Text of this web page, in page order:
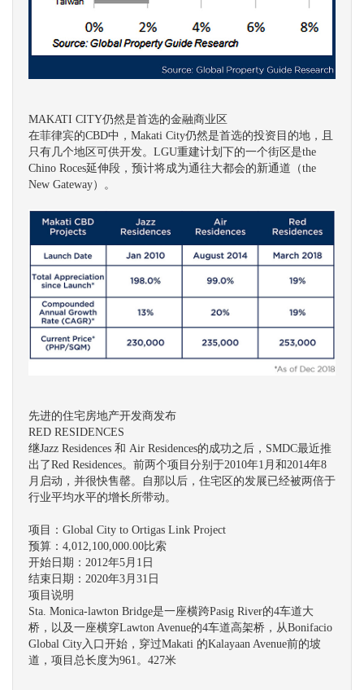
MAKATI CITY仍然是首选的金融商业区
在菲律宾的CBD中，Makati City仍然是首选的投资目的地，且
只有几个地区可供开发。LGU重建计划下的一个街区是the
Chino Roces延伸段，预计将成为通往大都会的新通道（the
New Gateway）。
先进的住宅房地产开发商发布
RED RESIDENCES
继Jazz Residences 和 Air Residences的成功之后，SMDC最近推
出了Red Residences。前两个项目分别于2010年1月和2014年8
月启动，并很快售罄。自那以后，住宅区的发展已经被两倍于
行业平均水平的增长所带动。
项目：Global City to Ortigas Link Project
预算：4,012,100,000.00比索
开始日期：2012年5月1日
结束日期：2020年3月31日
项目说明
Sta. Monica-lawton Bridge是一座横跨Pasig River的4车道大
桥，以及一座横穿Lawton Avenue的4车道高架桥，从Bonifacio
Global City入口开始，穿过Makati 的Kalayaan Avenue前的坡
道，项目总长度为961。427米